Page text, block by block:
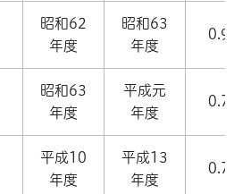
昭和62
年度
昭和63
年度
昭和63
年度
平成元
年度
平成10
年度
平成13
年度